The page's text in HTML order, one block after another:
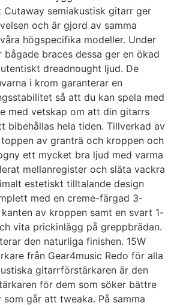
Cutaway semiakustisk gitarr ger
och är gjord av samma
högspecifika modeller. Under
braces dessa ger en ökad
dreadnought ljud. De
i krom garanterar en
så att du kan spela med
med vetskap om att din gitarrs
bibehållas hela tiden. Tillverkad av
av granträ och kroppen och
ett mycket bra ljud med varma
mellanregister och släta vackra
estetiskt tilltalande design
med en creme-färgad 3-
av kroppen samt en svart 1-
vita prickinlägg på greppbrädan.
den naturliga finishen. 15W
från Gear4music Redo för alla
gitarrförstärkaren är den
för dem som söker bättre
går att tweaka. På samma